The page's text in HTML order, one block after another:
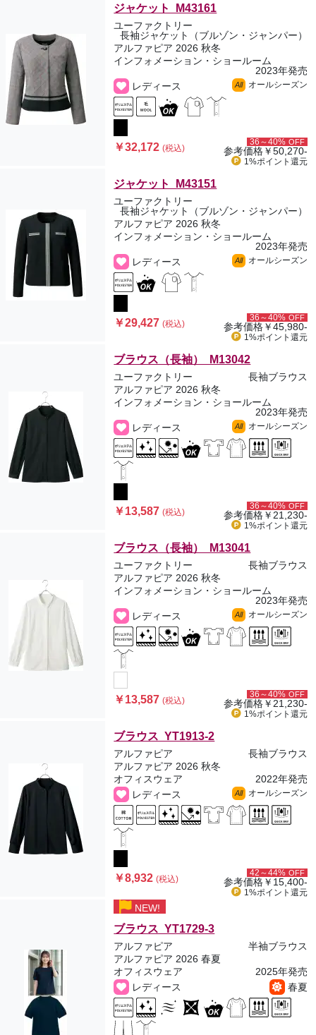
ジャケット M43161
ユーファクトリー
長袖ジャケット（ブルゾン・ジャンパー）
アルファピア 2026 秋冬
インフォメーション・ショールーム
2023年発売
レディース
All オールシーズン
￥32,172(税込)
36～40% OFF
参考価格￥50,270-
1%ポイント 還元
ジャケット M43151
ユーファクトリー
長袖ジャケット（ブルゾン・ジャンパー）
アルファピア 2026 秋冬
インフォメーション・ショールーム
2023年発売
レディース
All オールシーズン
￥29,427(税込)
36～40% OFF
参考価格￥45,980-
1%ポイント 還元
ブラウス（長袖） M13042
ユーファクトリー
長袖ブラウス
アルファピア 2026 秋冬
インフォメーション・ショールーム
2023年発売
レディース
All オールシーズン
￥13,587(税込)
36～40% OFF
参考価格￥21,230-
1%ポイント 還元
ブラウス（長袖） M13041
ユーファクトリー
長袖ブラウス
アルファピア 2026 秋冬
インフォメーション・ショールーム
2023年発売
レディース
All オールシーズン
￥13,587(税込)
36～40% OFF
参考価格￥21,230-
1%ポイント 還元
ブラウス YT1913-2
アルファピア
長袖ブラウス
アルファピア 2026 秋冬
オフィスウェア
2022年発売
レディース
All オールシーズン
￥8,932(税込)
42～44% OFF
参考価格￥15,400-
1%ポイント 還元
NEW!
ブラウス YT1729-3
アルファピア
半袖ブラウス
アルファピア 2026 春夏
オフィスウェア
2025年発売
レディース
春夏